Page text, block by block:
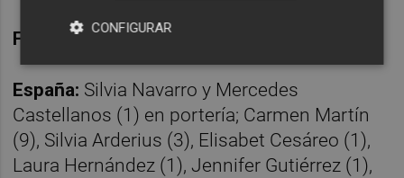
Ficha técnica:
España: Silvia Navarro y Mercedes
Castellanos (1) en portería; Carmen Martín
(9), Silvia Arderius (3), Elisabet Cesáreo (1),
Laura Hernández (1), Jennifer Gutiérrez (1),
CONFIGURAR